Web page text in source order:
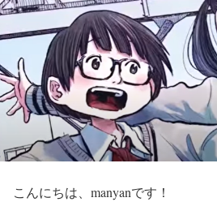
こんにちは、manyanです！